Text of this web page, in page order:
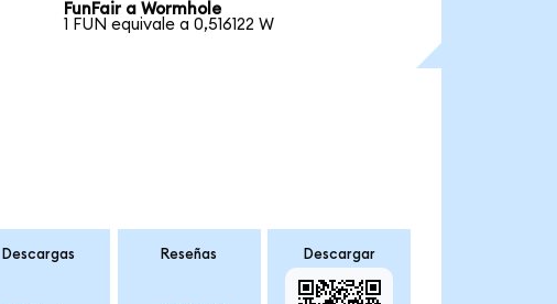
FunFair a Wormhole
1 FUN equivale a 0,516122 W
Descargas Reseñas Descargar